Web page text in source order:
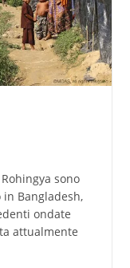
sono
Bangladesh,
ondate
attualmente